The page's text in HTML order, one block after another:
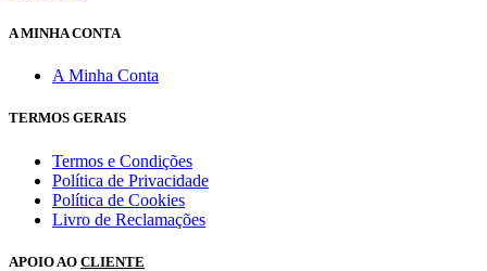
A MINHA CONTA
A Minha Conta
TERMOS GERAIS
Termos e Condições
Política de Privacidade
Política de Cookies
Livro de Reclamações
APOIO AO CLIENTE